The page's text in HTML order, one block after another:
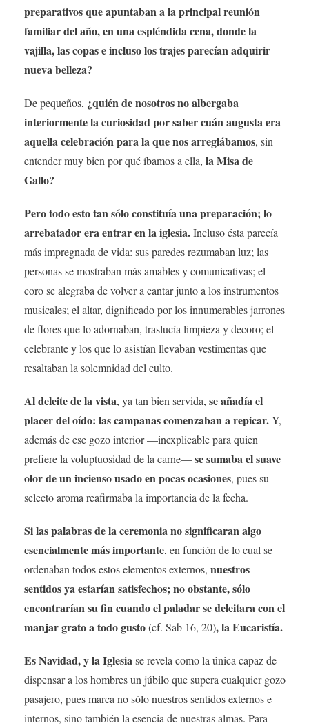
preparativos que apuntaban a la principal reunión
familiar del año, en una espléndida cena, donde la
vajilla, las copas e incluso los trajes parecían adquirir
nueva belleza?
De pequeños, ¿quién de nosotros no albergaba
interiormente la curiosidad por saber cuán augusta era
aquella celebración para la que nos arreglábamos, sin
entender muy bien por qué íbamos a ella, la Misa de
Gallo?
Pero todo esto tan sólo constituía una preparación; lo
arrebatador era entrar en la iglesia.Incluso ésta parecía
más impregnada de vida: sus paredes rezumaban luz; las
personas se mostraban más amables y comunicativas; el
coro se alegraba de volver a cantar junto a los instrumentos
musicales; el altar, dignificado por los innumerables jarrones
de flores que lo adornaban, traslucía limpieza y decoro; el
celebrante y los que lo asistían llevaban vestimentas que
resaltaban la solemnidad del culto.
Al deleite de la vista, ya tan bien servida, se añadía el
placer del oído: las campanas comenzaban a repicar.Y,
además de ese gozo interior —inexplicable para quien
prefiere la voluptuosidad de la carne—se sumaba el suave
olor de un incienso usado en pocas ocasiones, pues su
selecto aroma reafirmaba la importancia de la fecha.
Si las palabras de la ceremonia no significaran algo
esencialmente más importante, en función de lo cual se
ordenaban todos estos elementos externos, nuestros
sentidos ya estarían satisfechos; no obstante, sólo
encontrarían su fin cuando el paladar se deleitara con el
manjar grato a todo gusto(cf. Sab 16, 20), la Eucaristía.
Es Navidad, y la Iglesia se revela como la única capaz de
dispensar a los hombres un júbilo que supera cualquier gozo
pasajero, pues marca no sólo nuestros sentidos externos e
internos, sino también la esencia de nuestras almas. Para